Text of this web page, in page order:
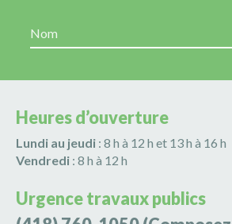
Heures d’ouverture
Lundi au jeudi: 8 h à 12 h et 13 h à 16 h
Vendredi : 8 h à 12 h
Urgence travaux publics